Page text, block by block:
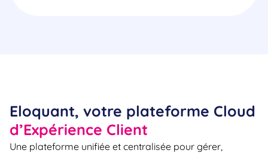
Eloquant, votre plateforme Cloud
d’Expérience Client
Une plateforme unifiée et centralisée pour gérer,